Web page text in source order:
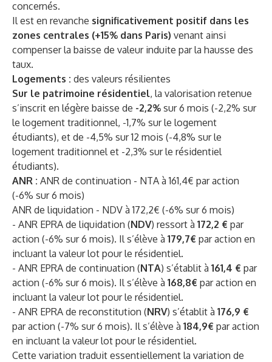
concernés.
Il est en revanche significativement positif dans les
zones centrales (+15% dans Paris) venant ainsi
compenser la baisse de valeur induite par la hausse des
taux.
Logements : des valeurs résilientes
Sur le patrimoine résidentiel, la valorisation retenue
s’inscrit en légère baisse de -2,2% sur 6 mois (-2,2% sur
le logement traditionnel, -1,7% sur le logement
étudiants), et de -4,5% sur 12 mois (-4,8% sur le
logement traditionnel et -2,3% sur le résidentiel
étudiants).
ANR : ANR de continuation - NTA à 161,4€ par action
(-6% sur 6 mois)
ANR de liquidation - NDV à 172,2€ (-6% sur 6 mois)
- ANR EPRA de liquidation (NDV) ressort à 172,2 € par
action (-6% sur 6 mois). Il s’élève à 179,7€ par action en
incluant la valeur lot pour le résidentiel.
- ANR EPRA de continuation (NTA) s’établit à 161,4 € par
action (-6% sur 6 mois). Il s’élève à 168,8€ par action en
incluant la valeur lot pour le résidentiel.
- ANR EPRA de reconstitution (NRV) s’établit à 176,9 €
par action (-7% sur 6 mois). Il s’élève à 184,9€ par action
en incluant la valeur lot pour le résidentiel.
Cette variation traduit essentiellement la variation de